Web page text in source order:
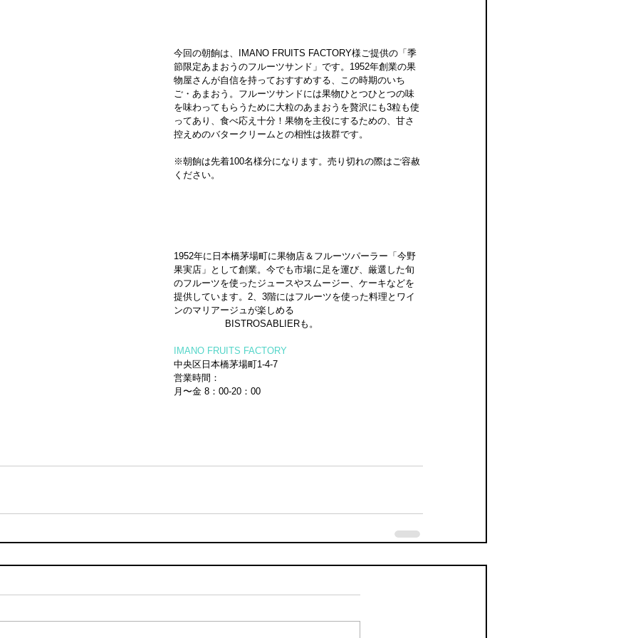
今回の朝餉は、IMANO FRUITS FACTORY様ご提供の「季
節限定あまおうのフルーツサンド」です。1952年創業の果
物屋さんが自信を持っておすすめする、この時期のいち
ご・あまおう。フルーツサンドには果物ひとつひとつの味
を味わってもらうために大粒のあまおうを贅沢にも3粒も使
ってあり、食べ応え十分！果物を主役にするための、甘さ
控えめのバタークリームとの相性は抜群です。
※朝餉は先着100名様分になります。売り切れの際はご容赦
ください。
1952年に日本橋茅場町に果物店＆フルーツパーラー「今野
果実店」として創業。今でも市場に足を運び、厳選した旬
のフルーツを使ったジュースやスムージー、ケーキなどを
提供しています。2、3階にはフルーツを使った料理とワイ
ンのマリアージュが楽しめる
                  BISTROSABLIERも。
IMANO FRUITS FACTORY
中央区日本橋茅場町1-4-7
営業時間：
月〜金 8：00-20：00